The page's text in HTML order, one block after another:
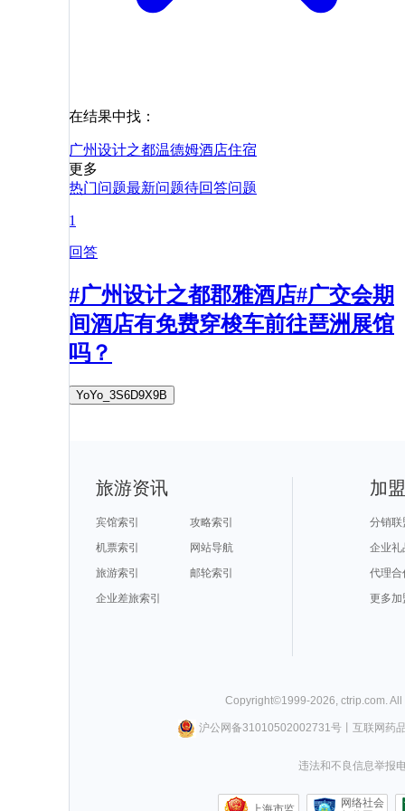
在结果中找：
广州设计之都温德姆酒店住宿
更多
热门问题最新问题待回答问题
1
回答
#广州设计之都郡雅酒店#广交会期
间酒店有免费穿梭车前往琶洲展馆
吗？
YoYo_3S6D9X9B
旅游资讯
宾馆索引
攻略索引
机票索引
网站导航
旅游索引
邮轮索引
企业差旅索引
加
分销联
企业礼
代理合
更多加
Copyright©1999-2026 ctrip.com .
沪公网备31010502002731号丨 互联网药
违法和不良信息举报
网络社会